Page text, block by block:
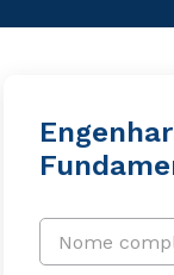
Nome